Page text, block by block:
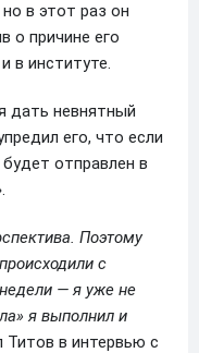
в этот раз он
о причине его
в институте.
дать невнятный
его, что если
отправлен в
Поэтому
с
— я уже не
я выполнил и
Титов в интервью с